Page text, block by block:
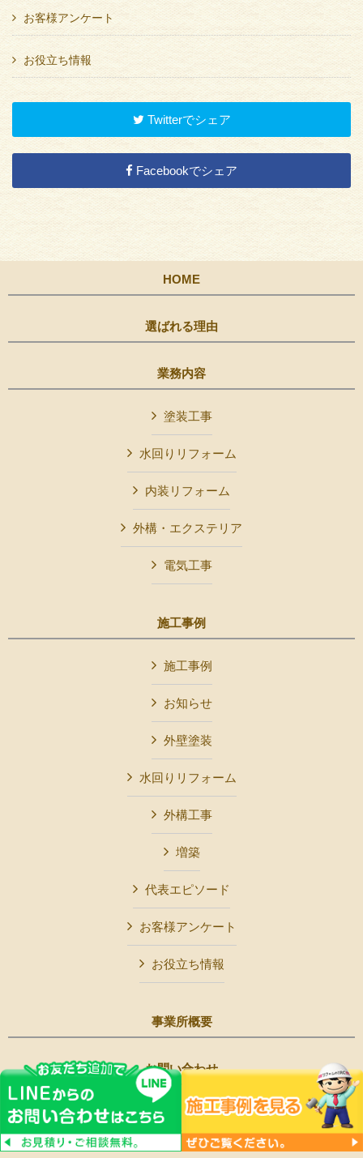
お客様アンケート
お役立ち情報
Twitterでシェア
Facebookでシェア
HOME
選ばれる理由
業務内容
塗装工事
水回りリフォーム
内装リフォーム
外構・エクステリア
電気工事
施工事例
施工事例
お知らせ
外壁塗装
水回りリフォーム
外構工事
増築
代表エピソード
お客様アンケート
お役立ち情報
事業所概要
お問い合わせ
Copyright © リフォームのIRC All Rights Reserved.